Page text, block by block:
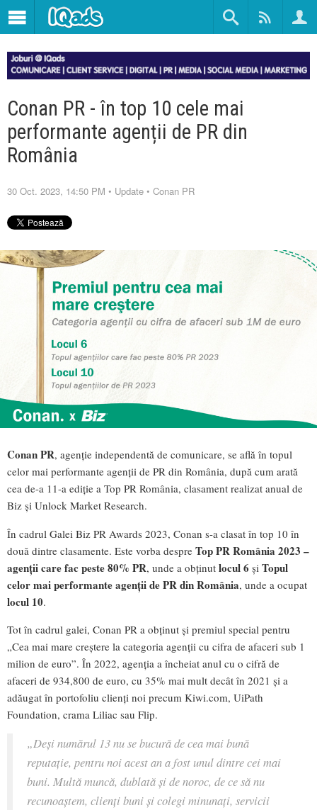
Conan PR - în top 10 cele mai
performante agenții de PR din
România
30 Oct. 2023, 14:50 PM • Update • Conan PR
Conan PR, agenție independentă de comunicare, se află în topul
celor mai performante agenții de PR din România, după cum arată
cea de-a 11-a ediție a Top PR România, clasament realizat anual de
Biz și Unlock Market Research.
În cadrul Galei Biz PR Awards 2023, Conan s-a clasat în top 10 în
două dintre clasamente. Este vorba despre Top PR România 2023 –
agenții care fac peste 80% PR, unde a obținut locul 6 și Topul
celor mai performante agenții de PR din România, unde a ocupat
locul 10.
Tot în cadrul galei, Conan PR a obținut și premiul special pentru
„Cea mai mare creștere la categoria agenții cu cifra de afaceri sub 1
milion de euro”. În 2022, agenția a încheiat anul cu o cifră de
afaceri de 934,800 de euro, cu 35% mai mult decât în 2021 și a
adăugat în portofoliu clienți noi precum Kiwi.com, UiPath
Foundation, crama Liliac sau Flip.
„Deși numărul 13 nu se bucură de cea mai bună
reputație, pentru noi acest an a fost unul dintre cei mai
buni. Multă muncă, dublată și de noroc, de ce să nu
recunoaștem, clienți buni și colegi minunați, servicii